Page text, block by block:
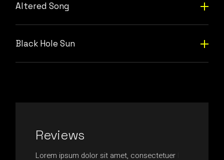
Altered Song
Black Hole Sun
Reviews
Lorem ipsum dolor sit amet, consectetuer